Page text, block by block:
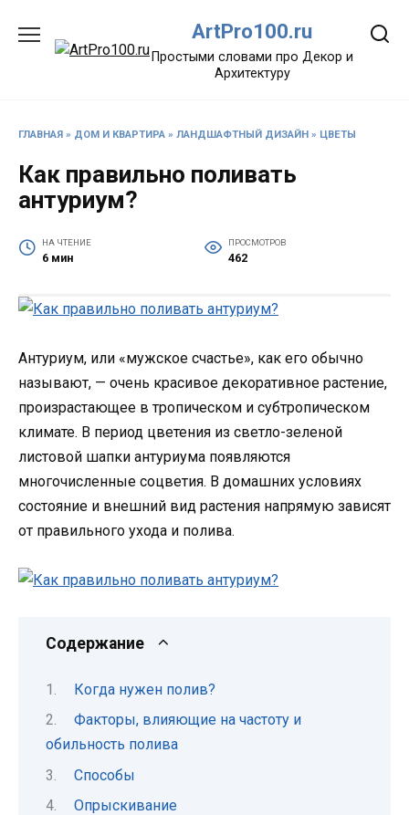
содержанию
ArtPro100.ru
Простыми словами про Декор и
Архитектуру
ГЛАВНАЯ » ДОМ И КВАРТИРА » ЛАНДШАФТНЫЙ ДИЗАЙН » ЦВЕТЫ
Как правильно поливать
антуриум?
НА ЧТЕНИЕ
6 мин
ПРОСМОТРОВ
462
Антуриум, или «мужское счастье», как его обычно
называют, — очень красивое декоративное растение,
произрастающее в тропическом и субтропическом
климате. В период цветения из светло-зеленой
листовой шапки антуриума появляются
многочисленные соцветия. В домашних условиях
состояние и внешний вид растения напрямую зависят
от правильного ухода и полива.
Содержание
Когда нужен полив?
Факторы, влияющие на частоту и
обильность полива
Способы
Опрыскивание